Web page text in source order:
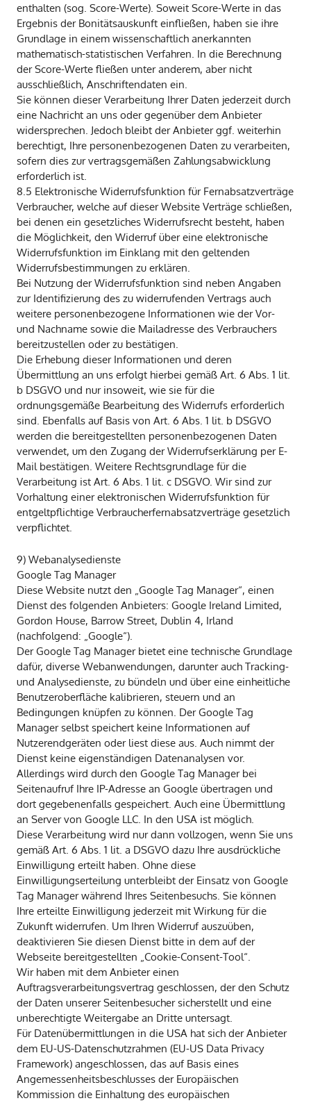
enthalten (sog. Score-Werte). Soweit Score-Werte in das
Ergebnis der Bonitätsauskunft einfließen, haben sie ihre
Grundlage in einem wissenschaftlich anerkannten
mathematisch-statistischen Verfahren. In die Berechnung
der Score-Werte fließen unter anderem, aber nicht
ausschließlich, Anschriftendaten ein.
Sie können dieser Verarbeitung Ihrer Daten jederzeit durch
eine Nachricht an uns oder gegenüber dem Anbieter
widersprechen. Jedoch bleibt der Anbieter ggf. weiterhin
berechtigt, Ihre personenbezogenen Daten zu verarbeiten,
sofern dies zur vertragsgemäßen Zahlungsabwicklung
erforderlich ist.
8.5 Elektronische Widerrufsfunktion für Fernabsatzverträge
Verbraucher, welche auf dieser Website Verträge schließen,
bei denen ein gesetzliches Widerrufsrecht besteht, haben
die Möglichkeit, den Widerruf über eine elektronische
Widerrufsfunktion im Einklang mit den geltenden
Widerrufsbestimmungen zu erklären.
Bei Nutzung der Widerrufsfunktion sind neben Angaben
zur Identifizierung des zu widerrufenden Vertrags auch
weitere personenbezogene Informationen wie der Vor-
und Nachname sowie die Mailadresse des Verbrauchers
bereitzustellen oder zu bestätigen.
Die Erhebung dieser Informationen und deren
Übermittlung an uns erfolgt hierbei gemäß Art. 6 Abs. 1 lit.
b DSGVO und nur insoweit, wie sie für die
ordnungsgemäße Bearbeitung des Widerrufs erforderlich
sind. Ebenfalls auf Basis von Art. 6 Abs. 1 lit. b DSGVO
werden die bereitgestellten personenbezogenen Daten
verwendet, um den Zugang der Widerrufserklärung per E-
Mail bestätigen. Weitere Rechtsgrundlage für die
Verarbeitung ist Art. 6 Abs. 1 lit. c DSGVO. Wir sind zur
Vorhaltung einer elektronischen Widerrufsfunktion für
entgeltpflichtige Verbraucherfernabsatzverträge gesetzlich
verpflichtet.
9) Webanalysedienste
Google Tag Manager
Diese Website nutzt den „Google Tag Manager“, einen
Dienst des folgenden Anbieters: Google Ireland Limited,
Gordon House, Barrow Street, Dublin 4, Irland
(nachfolgend: „Google“).
Der Google Tag Manager bietet eine technische Grundlage
dafür, diverse Webanwendungen, darunter auch Tracking-
und Analysedienste, zu bündeln und über eine einheitliche
Benutzeroberfläche kalibrieren, steuern und an
Bedingungen knüpfen zu können. Der Google Tag
Manager selbst speichert keine Informationen auf
Nutzerendgeräten oder liest diese aus. Auch nimmt der
Dienst keine eigenständigen Datenanalysen vor.
Allerdings wird durch den Google Tag Manager bei
Seitenaufruf Ihre IP-Adresse an Google übertragen und
dort gegebenenfalls gespeichert. Auch eine Übermittlung
an Server von Google LLC. In den USA ist möglich.
Diese Verarbeitung wird nur dann vollzogen, wenn Sie uns
gemäß Art. 6 Abs. 1 lit. a DSGVO dazu Ihre ausdrückliche
Einwilligung erteilt haben. Ohne diese
Einwilligungserteilung unterbleibt der Einsatz von Google
Tag Manager während Ihres Seitenbesuchs. Sie können
Ihre erteilte Einwilligung jederzeit mit Wirkung für die
Zukunft widerrufen. Um Ihren Widerruf auszuüben,
deaktivieren Sie diesen Dienst bitte in dem auf der
Webseite bereitgestellten „Cookie-Consent-Tool“.
Wir haben mit dem Anbieter einen
Auftragsverarbeitungsvertrag geschlossen, der den Schutz
der Daten unserer Seitenbesucher sicherstellt und eine
unberechtigte Weitergabe an Dritte untersagt.
Für Datenübermittlungen in die USA hat sich der Anbieter
dem EU-US-Datenschutzrahmen (EU-US Data Privacy
Framework) angeschlossen, das auf Basis eines
Angemessenheitsbeschlusses der Europäischen
Kommission die Einhaltung des europäischen